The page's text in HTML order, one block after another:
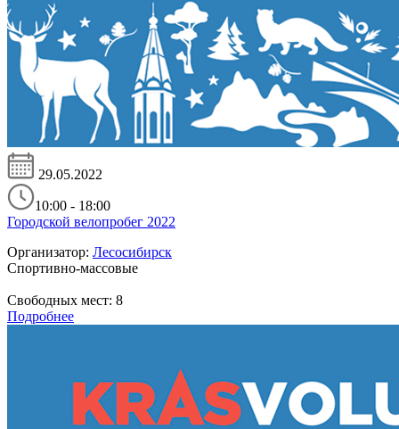
29.05.2022
10:00 - 18:00
Городской велопробег 2022
Организатор: Лесосибирск
Спортивно-массовые
Свободных мест: 8
Подробнее